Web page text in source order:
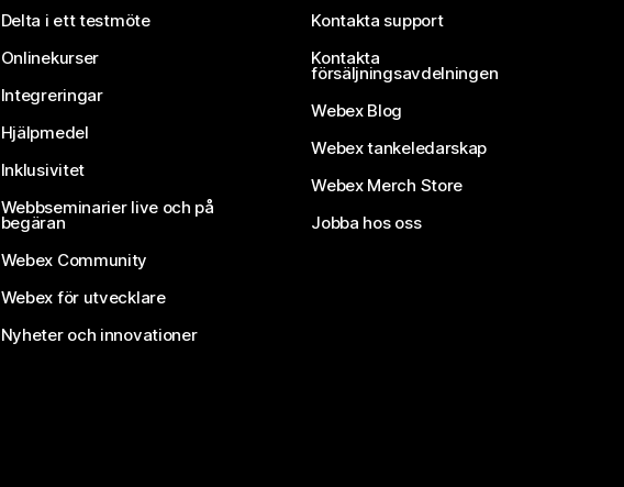
Delta i ett testmöte
Onlinekurser
Integreringar
Hjälpmedel
Inklusivitet
Webbseminarier live och på
begäran
Webex Community
Webex för utvecklare
Nyheter och innovationer
Kontakta support
Kontakta
försäljningsavdelningen
Webex Blog
Webex tankeledarskap
Webex Merch Store
Jobba hos oss